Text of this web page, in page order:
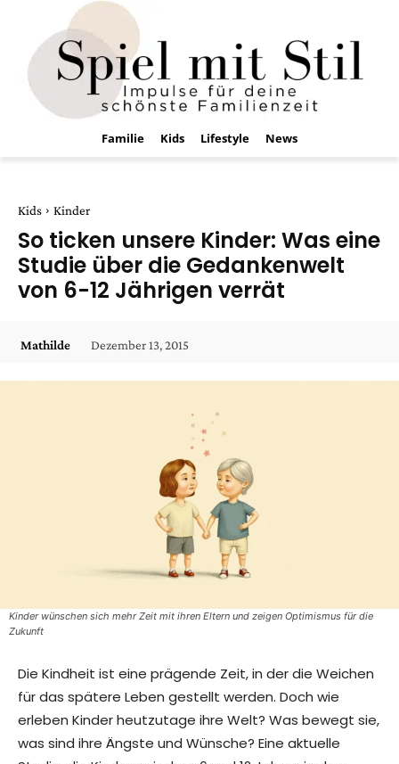
Familie Kids Lifestyle News
Kids Kinder
So ticken unsere Kinder: Was eine
Studie über die Gedankenwelt
von 6-12 Jährigen verrät
Mathilde Dezember 13, 2015
Kinder wünschen sich mehr Zeit mit ihren Eltern und zeigen Optimismus für die
Zukunft
Die Kindheit ist eine prägende Zeit, in der die Weichen
für das spätere Leben gestellt werden. Doch wie
erleben Kinder heutzutage ihre Welt? Was bewegt sie,
was sind ihre Ängste und Wünsche? Eine aktuelle